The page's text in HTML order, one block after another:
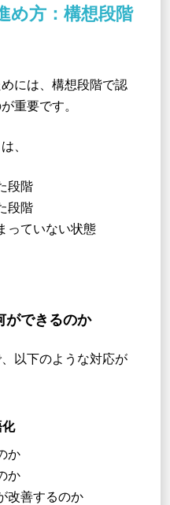
め方：構想段階
には、構想段階で認
重要です。
、
段階
段階
っていない状態
ができるのか
以下のような対応が
か
か
改善するのか